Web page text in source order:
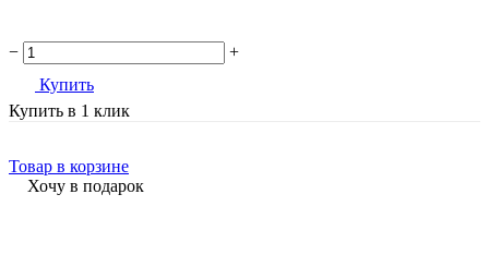
−
+
Купить
Купить в 1 клик
Товар в корзине
Хочу в подарок